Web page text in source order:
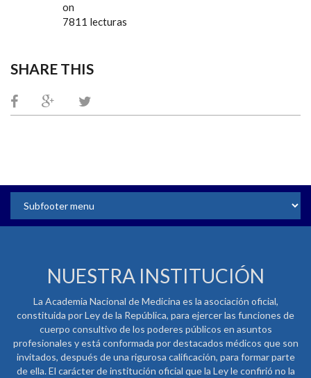
on
7811 lecturas
SHARE THIS
NUESTRA INSTITUCIÓN
La Academia Nacional de Medicina es la asociación oficial,
constituida por Ley de la República, para ejercer las funciones de
cuerpo consultivo de los poderes públicos en asuntos
profesionales y está conformada por destacados médicos que son
invitados, después de una rigurosa calificación, para formar parte
de ella. El carácter de institución oficial que la Ley le confirió no la